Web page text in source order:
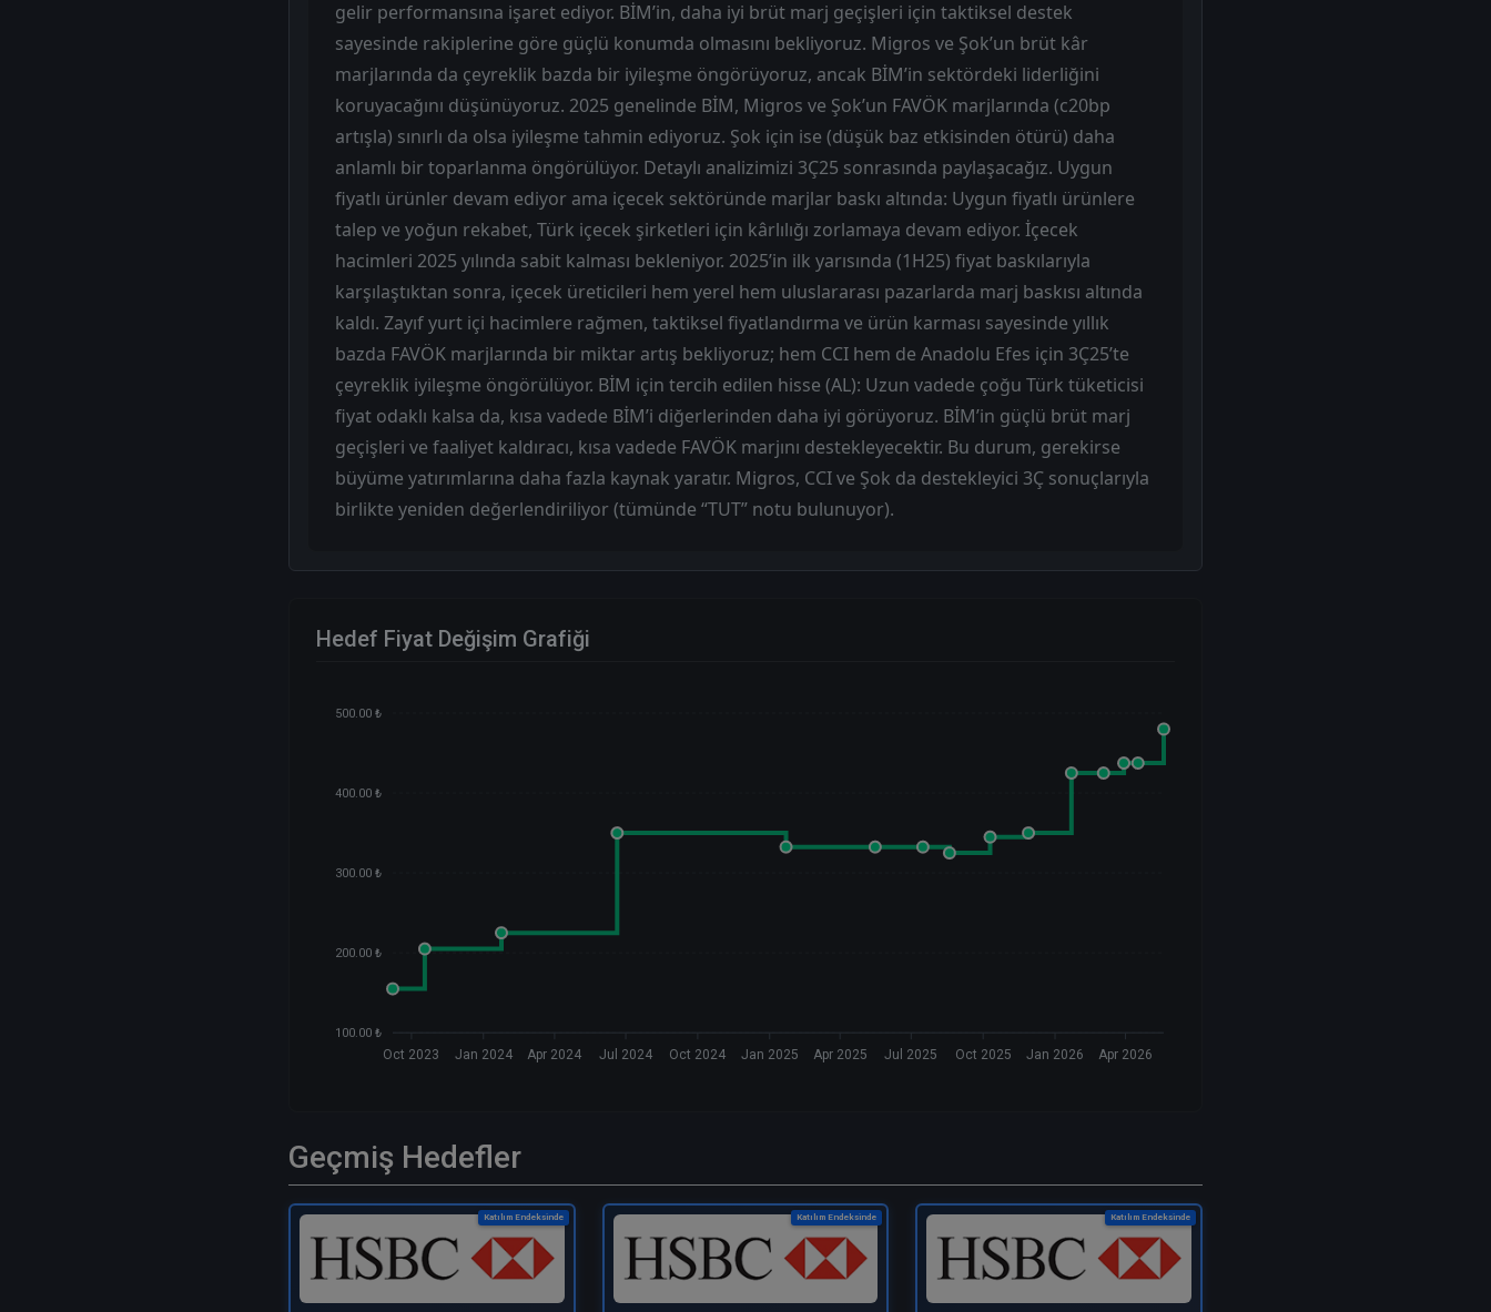
gelir performansına işaret ediyor. BİM’in, daha iyi brüt marj geçişleri için taktiksel destek
sayesinde rakiplerine göre güçlü konumda olmasını bekliyoruz. Migros ve Şok’un brüt kâr
marjlarında da çeyreklik bazda bir iyileşme öngörüyoruz, ancak BİM’in sektördeki liderliğini
koruyacağını düşünüyoruz. 2025 genelinde BİM, Migros ve Şok’un FAVÖK marjlarında (c20bp
artışla) sınırlı da olsa iyileşme tahmin ediyoruz. Şok için ise (düşük baz etkisinden ötürü) daha
anlamlı bir toparlanma öngörülüyor. Detaylı analizimizi 3Ç25 sonrasında paylaşacağız. Uygun
fiyatlı ürünler devam ediyor ama içecek sektöründe marjlar baskı altında: Uygun fiyatlı ürünlere
talep ve yoğun rekabet, Türk içecek şirketleri için kârlılığı zorlamaya devam ediyor. İçecek
hacimleri 2025 yılında sabit kalması bekleniyor. 2025’in ilk yarısında (1H25) fiyat baskılarıyla
karşılaştıktan sonra, içecek üreticileri hem yerel hem uluslararası pazarlarda marj baskısı altında
kaldı. Zayıf yurt içi hacimlere rağmen, taktiksel fiyatlandırma ve ürün karması sayesinde yıllık
bazda FAVÖK marjlarında bir miktar artış bekliyoruz; hem CCI hem de Anadolu Efes için 3Ç25’te
çeyreklik iyileşme öngörülüyor. BİM için tercih edilen hisse (AL): Uzun vadede çoğu Türk tüketicisi
fiyat odaklı kalsa da, kısa vadede BİM’i diğerlerinden daha iyi görüyoruz. BİM’in güçlü brüt marj
geçişleri ve faaliyet kaldıracı, kısa vadede FAVÖK marjını destekleyecektir. Bu durum, gerekirse
büyüme yatırımlarına daha fazla kaynak yaratır. Migros, CCI ve Şok da destekleyici 3Ç sonuçlarıyla
birlikte yeniden değerlendiriliyor (tümünde “TUT” notu bulunuyor).
Hedef Fiyat Değişim Grafiği
500.00 ₺
400.00 ₺
300.00 ₺
200.00 ₺
100.00 ₺
Oct 2023 Jan 2024 Apr 2024 Jul 2024 Oct 2024 Jan 2025 Apr 2025 Jul 2025 Oct 2025 Jan 2026 Apr 2026
Geçmiş Hedefler
Katılım Endeksinde Katılım Endeksinde Katılım Endeksinde